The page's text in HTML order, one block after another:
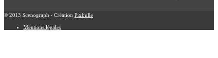
© 2013 Scenograph - Création Pixbulle
Mentions légales